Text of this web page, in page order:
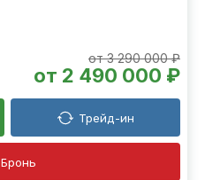
от 3 290 000 ₽
от 2 490 000 ₽
Трейд-ин
Бронь